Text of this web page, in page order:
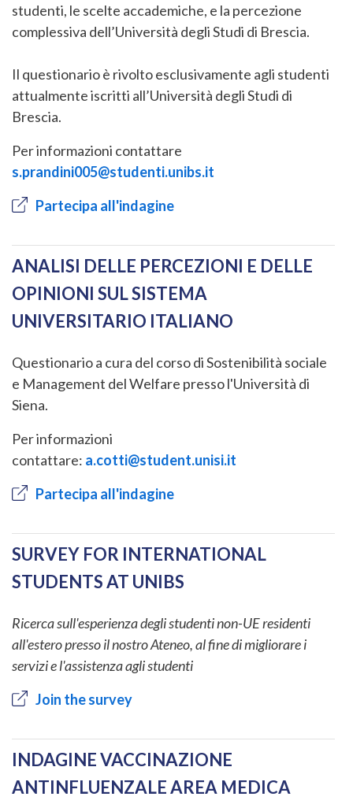
studenti, le scelte accademiche, e la percezione
complessiva dell’Università degli Studi di Brescia.
Il questionario è rivolto esclusivamente agli studenti
attualmente iscritti all’Università degli Studi di
Brescia.
Per informazioni contattare
s.prandini005@studenti.unibs.it
Partecipa all'indagine
ANALISI DELLE PERCEZIONI E DELLE
OPINIONI SUL SISTEMA
UNIVERSITARIO ITALIANO
Questionario a cura del corso di Sostenibilità sociale
e Management del Welfare presso l'Università di
Siena.
Per informazioni
contattare: a.cotti@student.unisi.it
Partecipa all'indagine
SURVEY FOR INTERNATIONAL
STUDENTS AT UNIBS
Ricerca sull'esperienza degli studenti non-UE residenti
all'estero presso il nostro Ateneo, al fine di migliorare i
servizi e l'assistenza agli studenti
Join the survey
INDAGINE VACCINAZIONE
ANTINFLUENZALE AREA MEDICA